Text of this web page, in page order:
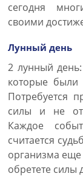
сегодня
своими
Лунный день
2 лунный
которые были
Потребуется
силы и не
Каждое
считается
организма еще
обретете силы